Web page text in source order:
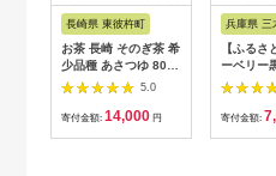
長崎県 東彼杵町
お茶 長崎 そのぎ茶 希
少品種 あさつゆ 80g
2袋 [茶友 長崎県 東彼
hs42bag430000] ち
5.0
寄付金額: 14,000 円
兵庫県 三
【ふるさ
ーベリー
ーゼロ1L
寄付金額: